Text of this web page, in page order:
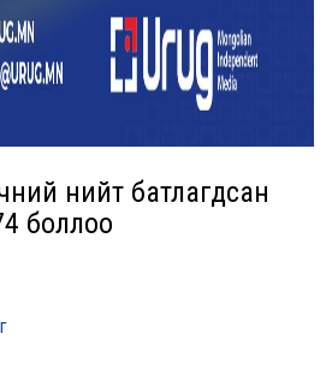
нийт батлагдсан
боллоо